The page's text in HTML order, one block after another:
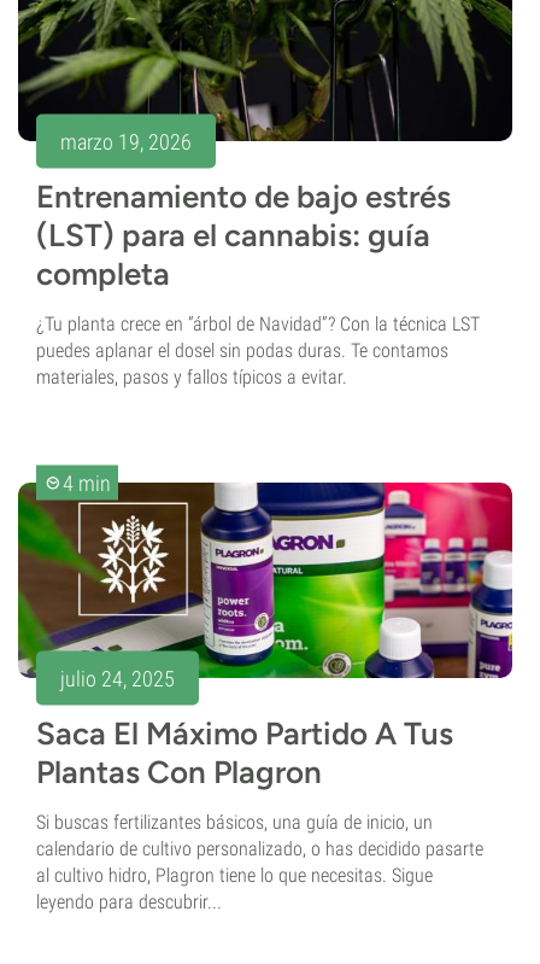
marzo 19, 2026
Entrenamiento de bajo estrés
(LST) para el cannabis: guía
completa
¿Tu planta crece en “árbol de Navidad”? Con la técnica LST
puedes aplanar el dosel sin podas duras. Te contamos
materiales, pasos y fallos típicos a evitar.
4 min
julio 24, 2025
Saca El Máximo Partido A Tus
Plantas Con Plagron
Si buscas fertilizantes básicos, una guía de inicio, un
calendario de cultivo personalizado, o has decidido pasarte
al cultivo hidro, Plagron tiene lo que necesitas. Sigue
leyendo para descubrir...